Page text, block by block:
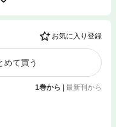
お気に入り登録
めて買う
1巻から 最新刊から